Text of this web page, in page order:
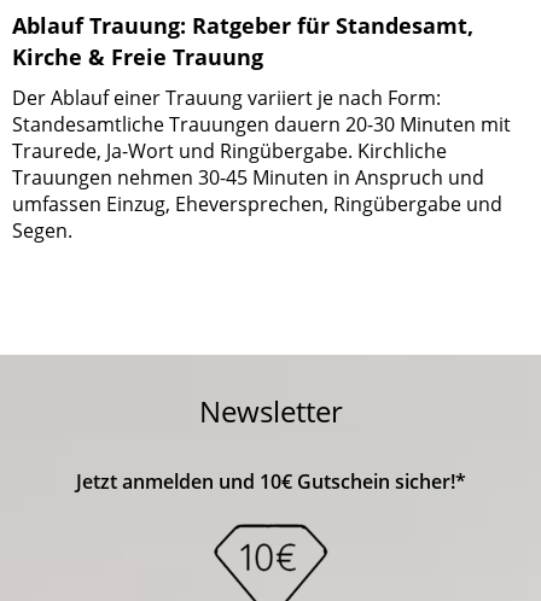
Ablauf Trauung: Ratgeber für Standesamt,
Kirche & Freie Trauung
Der Ablauf einer Trauung variiert je nach Form:
Standesamtliche Trauungen dauern 20-30 Minuten mit
Traurede, Ja-Wort und Ringübergabe. Kirchliche
Trauungen nehmen 30-45 Minuten in Anspruch und
umfassen Einzug, Eheversprechen, Ringübergabe und
Segen.
Newsletter
Jetzt anmelden und 10€ Gutschein sicher!*